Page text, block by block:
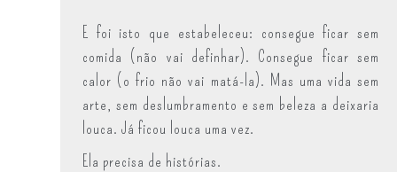
E foi isto que estabeleceu: consegue ficar sem
comida (não vai definhar). Consegue ficar sem
calor (o frio não vai matá-la). Mas uma vida sem
arte, sem deslumbramento e sem beleza a deixaria
louca. Já ficou louca uma vez.
Ela precisa de histórias.